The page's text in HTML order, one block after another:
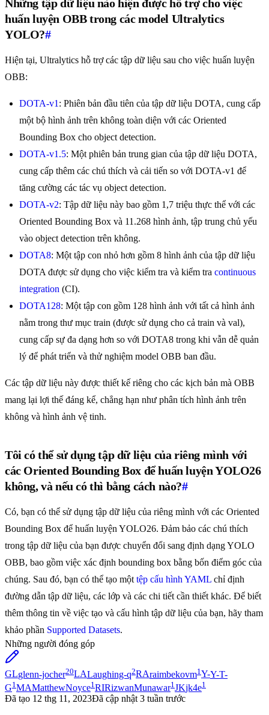
Những tập dữ liệu nào hiện được hỗ trợ cho việc
huấn luyện OBB trong các model Ultralytics
YOLO?#
Hiện tại, Ultralytics hỗ trợ các tập dữ liệu sau cho việc huấn luyện
OBB:
DOTA-v1 : Phiên bản đầu tiên của tập dữ liệu DOTA, cung cấp
một bộ hình ảnh trên không toàn diện với các Oriented
Bounding Box cho object detection.
DOTA-v1.5: Một phiên bản trung gian của tập dữ liệu DOTA,
cung cấp thêm các chú thích và cải tiến so với DOTA-v1 để
tăng cường các tác vụ object detection.
DOTA-v2: Tập dữ liệu này bao gồm 1,7 triệu thực thể với các
Oriented Bounding Box và 11.268 hình ảnh, tập trung chủ yếu
vào object detection trên không.
DOTA8: Một tập con nhỏ hơn gồm 8 hình ảnh của tập dữ liệu
DOTA được sử dụng cho việc kiểm tra và kiểm tra continuous
integration (CI).
DOTA128: Một tập con gồm 128 hình ảnh với tất cả hình ảnh
nằm trong thư mục train (được sử dụng cho cả train và val),
cung cấp sự đa dạng hơn so với DOTA8 trong khi vẫn dễ quản
lý để phát triển và thử nghiệm model OBB ban đầu.
Các tập dữ liệu này được thiết kế riêng cho các kịch bản mà OBB
mang lại lợi thế đáng kể, chẳng hạn như phân tích hình ảnh trên
không và hình ảnh vệ tinh.
Tôi có thể sử dụng tập dữ liệu của riêng mình với
các Oriented Bounding Box để huấn luyện YOLO26
không, và nếu có thì bằng cách nào?#
Có, bạn có thể sử dụng tập dữ liệu của riêng mình với các Oriented
Bounding Box để huấn luyện YOLO26. Đảm bảo các chú thích
trong tập dữ liệu của bạn được chuyển đổi sang định dạng YOLO
OBB, bao gồm việc xác định bounding box bằng bốn điểm góc của
chúng. Sau đó, bạn có thể tạo một tệp cấu hình YAML chỉ định
đường dẫn tập dữ liệu, các lớp và các chi tiết cần thiết khác. Để biết
thêm thông tin về việc tạo và cấu hình tập dữ liệu của bạn, hãy tham
khảo phần Supported Datasets.
Những người đóng góp
GLglenn-jocher20LALaughing-q2RAraimbekovm1 Y-Y-T-
G1 MAMatthewNoyce1 RIRizwanMunawar1 JKjk4e1
Đã tạo 12 thg 11, 2023Đã cập nhật 3 tuần trước